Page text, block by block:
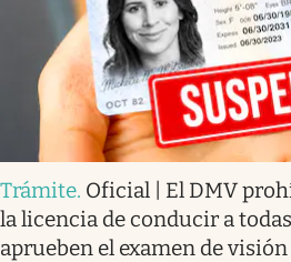
Trámite. Oficial | El DMV
la licencia de conducir a
aprueben el examen de visión